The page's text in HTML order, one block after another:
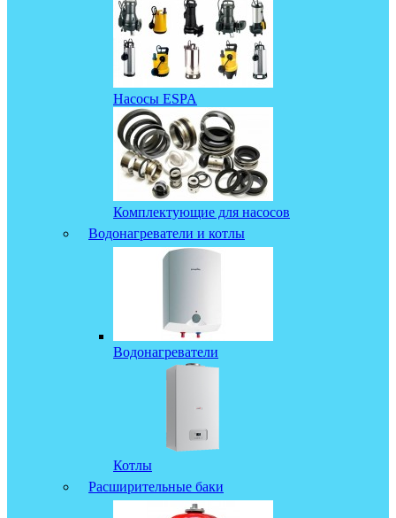
Насосы ESPA
Комплектующие для насосов
Водонагреватели и котлы
Водонагреватели
Котлы
Расширительные баки